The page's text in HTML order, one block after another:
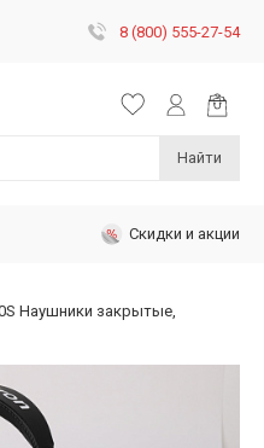
8 (800) 555-27-54
Найти
Скидки и акции
Наушники закрытые,